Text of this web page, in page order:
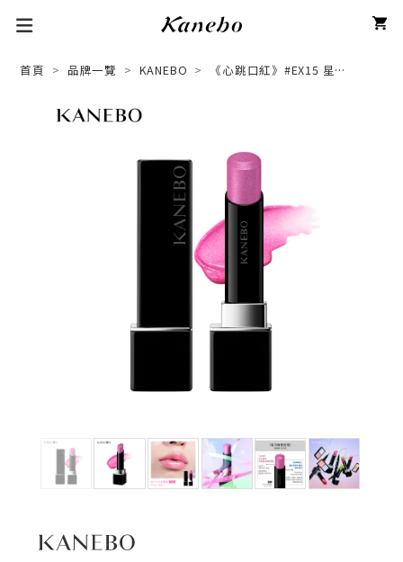
首頁 品牌一覽 KANEBO
《心跳口紅》#EX15 星燦